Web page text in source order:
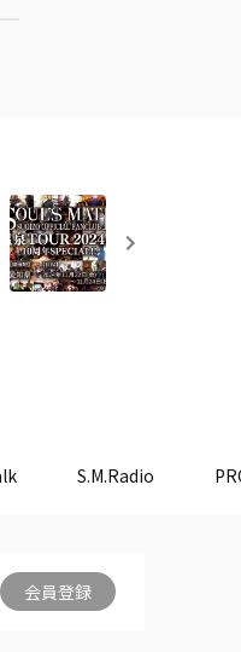
S.M.Radio
会員登録